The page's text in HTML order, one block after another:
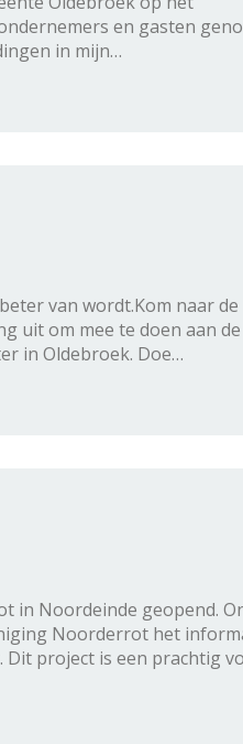
en gasten
in mijn…
van wordt.Kom naar de
uit om mee te doen aan
in Oldebroek. Doe…
in Noordeinde geopend.
Noorderrot het
project is een prachtig